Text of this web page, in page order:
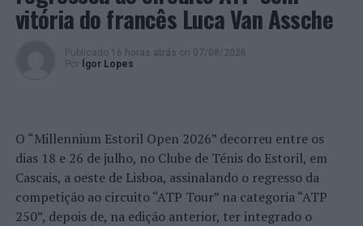
vitória do francês Luca Van Assche
Publicado 16 horas atrás on 07/08/2026
Por
Ígor Lopes
O “Millennium Estoril Open 2026” decorreu entre os
dias 18 e 26 de julho, no Clube de Ténis do Estoril, em
Cascais, a oeste de Lisboa, assinalando o regresso da
competição ao circuito “ATP Tour” na categoria “ATP
250”, depois de, na edição anterior, ter integrado o